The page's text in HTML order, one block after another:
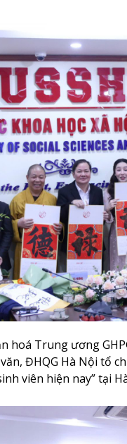
hoá Trung ương
ĐHQG Hà Nội tổ
viên hiện nay” tại